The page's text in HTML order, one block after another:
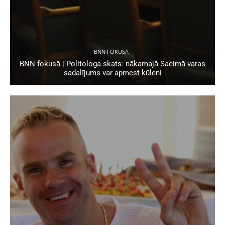
BNN FOKUSĀ
BNN fokusā | Politologa skats: nākamajā Saeimā varas
sadalījums var apmest kūleni